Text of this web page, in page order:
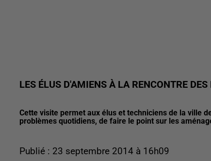
LES ÉLUS D'AMIENS À LA RENCONTRE
Cette visite permet aux élus et techniciens de la ville
problèmes quotidiens, de faire le point sur les
Publié : 23 septembre 2014 à 16h09